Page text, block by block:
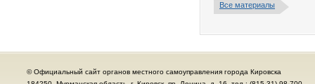
Все материалы
© Официальный сайт органов местного самоуправления города Кировска